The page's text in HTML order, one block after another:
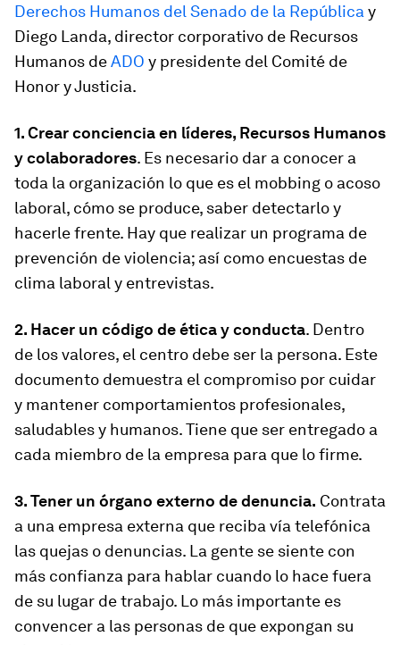
Derechos Humanos del Senado de la República y
Diego Landa, director corporativo de Recursos
Humanos deADO y presidente del Comité de
Honor y Justicia.
1. Crear conciencia en líderes, Recursos Humanos
y colaboradores. Es necesario dar a conocer a
toda la organización lo que es el mobbing o acoso
laboral, cómo se produce, saber detectarlo y
hacerle frente. Hay que realizar un programa de
prevención de violencia; así como encuestas de
clima laboral y entrevistas.
2. Hacer un código de ética y conducta. Dentro
de los valores, el centro debe ser la persona. Este
documento demuestra el compromiso por cuidar
y mantener comportamientos profesionales,
saludables y humanos. Tiene que ser entregado a
cada miembro de la empresa para que lo firme.
3. Tener un órgano externo de denuncia. Contrata
a una empresa externa que reciba vía telefónica
las quejas o denuncias. La gente se siente con
más confianza para hablar cuando lo hace fuera
de su lugar de trabajo. Lo más importante es
convencer a las personas de que expongan su